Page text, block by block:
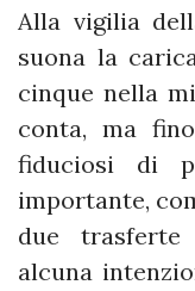
Alla vigilia
suona la
cinque nella
conta, ma
fiduciosi di
importante,
due trasferte
alcuna